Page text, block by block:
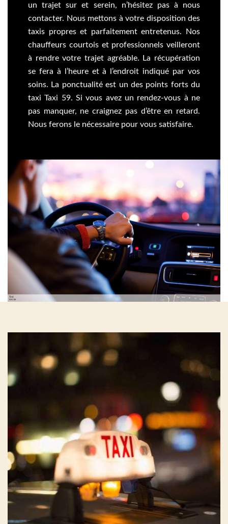
un trajet sur et serein, n’hésitez pas à nous
contacter. Nous mettons à votre disposition des
taxis propres et parfaitement entretenus. Nos
chauffeurs courtois et professionnels veilleront
à rendre votre trajet agréable. La récupération
se fera à l’heure et à l’endroit indiqué par vos
soins. La ponctualité est un des points forts du
taxi Taxi 59. Si vous avez un rendez-vous à ne
pas manquer, ne craignez pas d’être en retard.
Nous ferons le nécessaire pour vous satisfaire.